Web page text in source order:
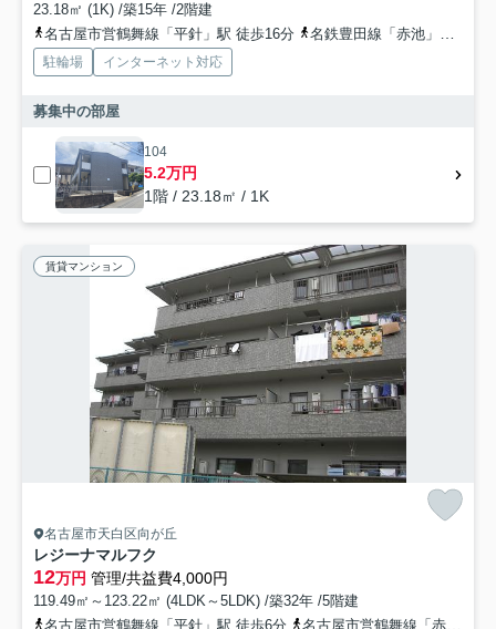
23.18㎡ (1K) /築15年 /2階建
名古屋市営鶴舞線「平針」駅 徒歩16分
名鉄豊田線「赤池」駅 徒歩26分
駐輪場 インターネット対応
募集中の部屋
104
5.2万円
1階 / 23.18㎡ / 1K
賃貸マンション
名古屋市天白区向が丘
レジーナマルフク
12万円 管理/共益費4,000円
119.49㎡～123.22㎡ (4LDK～5LDK) /築32年 /5階建
名古屋市営鶴舞線「平針」駅 徒歩6分
名古屋市営鶴舞線「赤池」駅 徒歩15分